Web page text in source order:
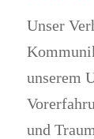
Unser
unserem
und